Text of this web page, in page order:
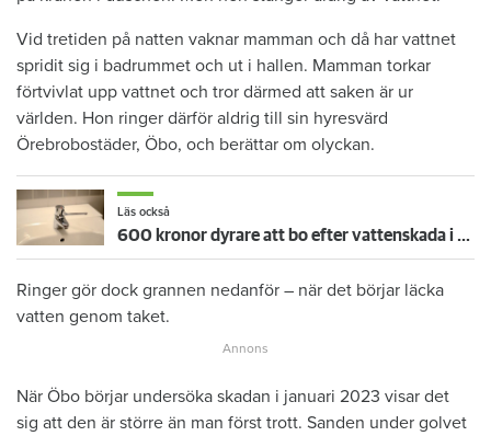
Vid tretiden på natten vaknar mamman och då har vattnet
spridit sig i badrummet och ut i hallen. Mamman torkar
förtvivlat upp vattnet och tror därmed att saken är ur
världen. Hon ringer därför aldrig till sin hyresvärd
Örebrobostäder, Öbo, och berättar om olyckan.
Läs också
600 kronor dyrare att bo efter vattenskada i Varberg
Ringer gör dock grannen nedanför – när det börjar läcka
vatten genom taket.
När Öbo börjar undersöka skadan i januari 2023 visar det
sig att den är större än man först trott. Sanden under golvet